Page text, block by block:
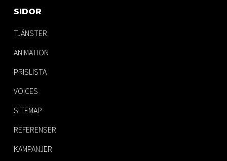
SIDOR
TJÄNSTER
ANIMATION
PRISLISTA
VOICES
SITEMAP
REFERENSER
KAMPANJER